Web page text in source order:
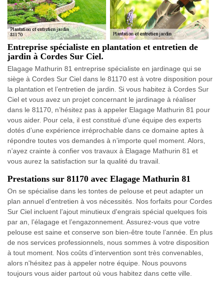
Entreprise spécialiste en plantation et entretien de
jardin à Cordes Sur Ciel.
Elagage Mathurin 81 entreprise spécialiste en jardinage qui se
siège à Cordes Sur Ciel dans le 81170 est à votre disposition pour
la plantation et l’entretien de jardin. Si vous habitez à Cordes Sur
Ciel et vous avez un projet concernant le jardinage à réaliser
dans le 81170, n’hésitez pas à appeler Elagage Mathurin 81 pour
vous aider. Pour cela, il est constitué d’une équipe des experts
dotés d’une expérience irréprochable dans ce domaine aptes à
répondre toutes vos demandes à n’importe quel moment. Alors,
n’ayez crainte à confier vos travaux à Elagage Mathurin 81 et
vous aurez la satisfaction sur la qualité du travail.
Prestations sur 81170 avec Elagage Mathurin 81
On se spécialise dans les tontes de pelouse et peut adapter un
plan annuel d'entretien à vos nécessités. Nos forfaits pour Cordes
Sur Ciel incluent l’ajout minutieux d'engrais spécial quelques fois
par an, l’élagage et l’engazonnement. Assurez-vous que votre
pelouse est saine et conserve son bien-être toute l’année. En plus
de nos services professionnels, nous sommes à votre disposition
à tout moment. Nos coûts d’intervention sont très convenables,
alors n'hésitez pas à appeler notre équipe. Nous pouvons
toujours vous aider partout où vous habitez dans cette ville.